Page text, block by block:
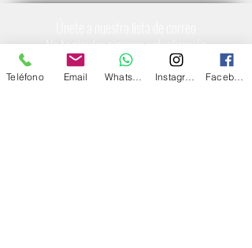
No te pierdas ninguna actualización
Teléfono Email